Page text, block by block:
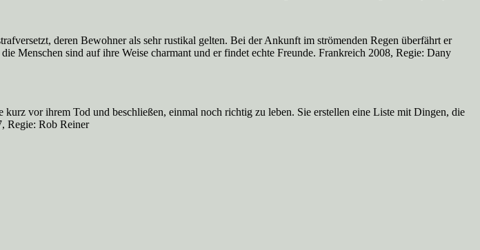
deren Bewohner als sehr rustikal gelten. Bei der Ankunft im strömenden Regen überfährt er
Menschen sind auf ihre Weise charmant und er findet echte Freunde. Frankreich 2008, Regie: Dany
vor ihrem Tod und beschließen, einmal noch richtig zu leben. Sie erstellen eine Liste mit Dingen, die
Regie: Rob Reiner